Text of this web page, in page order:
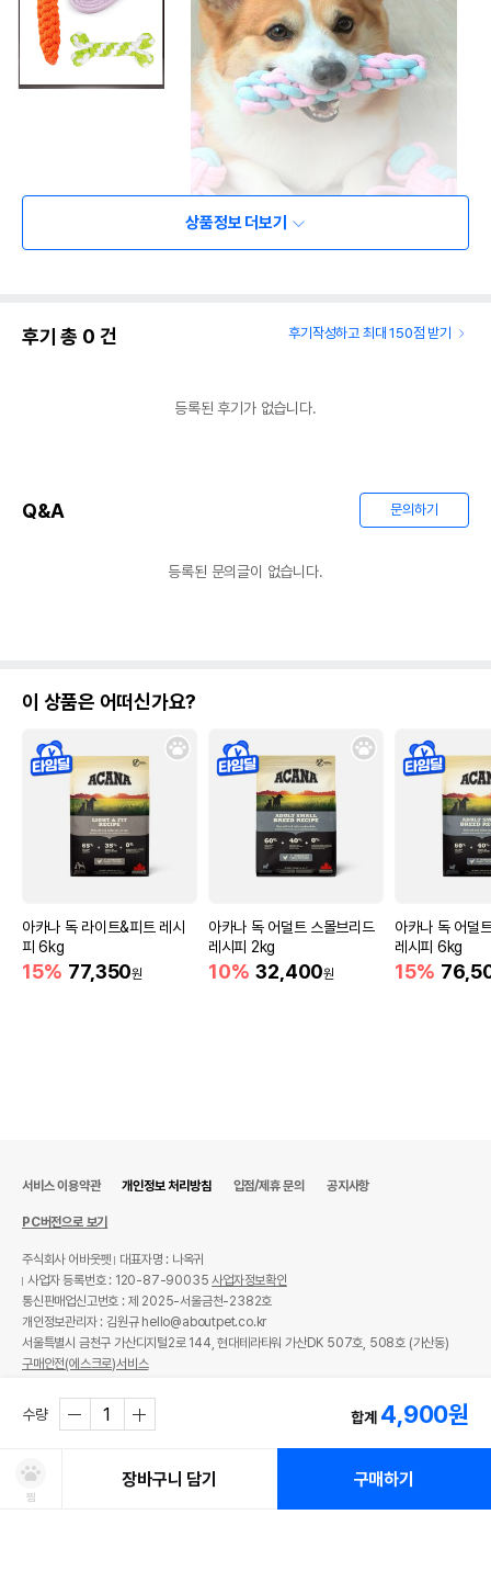
상품정보 더보기
후기 총 0 건 후기작성하고 최대 150점 받기
등록된 후기가 없습니다.
Q&A 문의하기
등록된 문의글이 없습니다.
이 상품은 어떠신가요?
아카나 독 라이트&피트 레시
피 6kg
15% 77,350원
아카나 독 어덜트 스몰브리드
레시피 2kg
10% 32,400원
아카나 독 어덜
레시피 6kg
15%
수량 합계 4,900원
찜
장바구니 담기 구매하기
서비스 이용약관 개인정보 처리방침 입점/제휴 문의 공지사항
PC버전으로 보기
주식회사 어바웃펫
대표자명 : 나옥귀
사업자 등록번호 : 120-87-90035사업자정보확인
통신판매업신고번호 : 제 2025-서울금천-2382호
개인정보관리자 : 김원규 hello@aboutpet.co.kr
서울특별시 금천구 가산디지털2로 144, 현대테라타워 가산DK 507호, 508호 (가산동)
구매안전(에스크로)서비스